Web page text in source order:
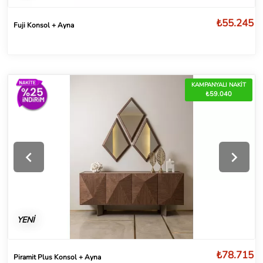
Fuji Konsol + Ayna ₺55.245
KAMPANYALI NAKİT
₺59.040
YENİ
Piramit Plus Konsol + Ayna ₺78.715